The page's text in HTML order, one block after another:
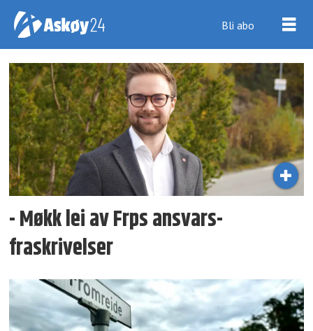
Bli abo
Tag:
askøypakken
- Møkk lei av Frps ansvars­
fraskrivelser